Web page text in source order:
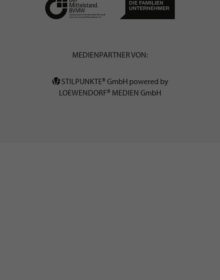
MEDIENPARTNER VON:
STILPUNKTE® GmbH powered by
LOEWENDORF® MEDIEN GmbH